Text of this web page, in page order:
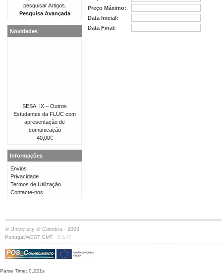
Preço Máximo:
Data Inicial:
Data Final:
pesquisar Artigos.
Pesquisa Avançada
Novidades
SESA, IX – Outros
Estudantes da FLUC com
apresentação de
comunicação
40,00€
Informações
Envios
Privacidade
Termos de Utilização
Contacte-nos
© University of Coimbra · 2009
Portugal/WEST GMT · S:147
Parse Time: 0.221s